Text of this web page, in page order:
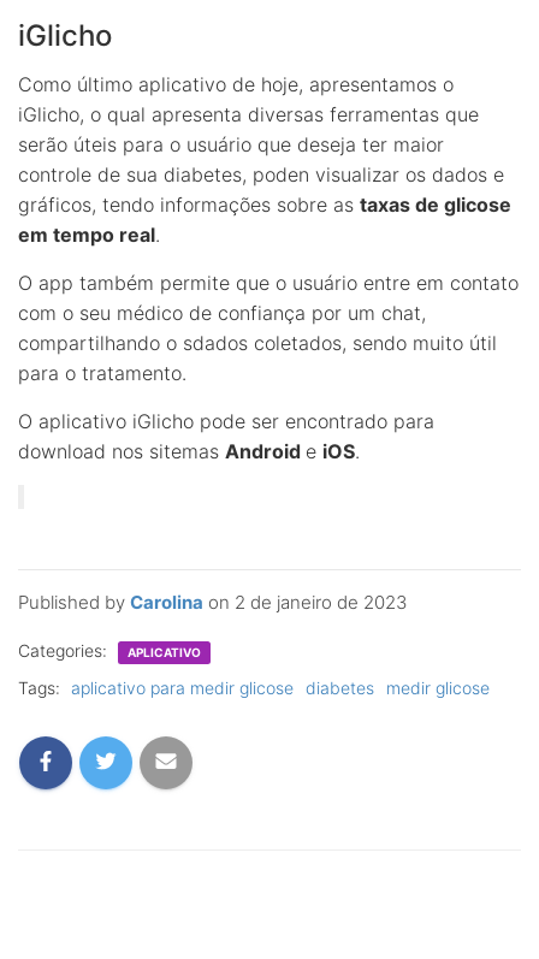
Published by Carolina on 2 de janeiro de 2023
iGlicho
Como último aplicativo de hoje, apresentamos o
iGlicho, o qual apresenta diversas ferramentas que
serão úteis para o usuário que deseja ter maior
controle de sua diabetes, poden visualizar os dados e
gráficos, tendo informações sobre as taxas de glicose
em tempo real.
O app também permite que o usuário entre em contato
com o seu médico de confiança por um chat,
compartilhando o sdados coletados, sendo muito útil
para o tratamento.
O aplicativo iGlicho pode ser encontrado para
download nos sitemas Android e iOS.
Categories: APLICATIVO
Tags: aplicativo para medir glicose diabetes medir glicose